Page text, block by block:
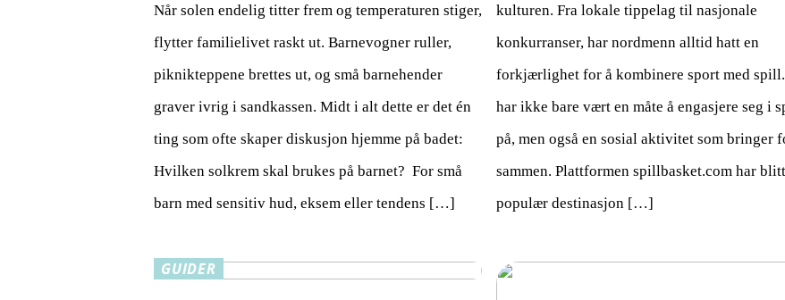
Når solen endelig titter frem og temperaturen stiger,
flytter familielivet raskt ut. Barnevogner ruller,
piknikteppene brettes ut, og små barnehender
graver ivrig i sandkassen. Midt i alt dette er det én
ting som ofte skaper diskusjon hjemme på badet:
Hvilken solkrem skal brukes på barnet?​ ​ For små
barn med sensitiv hud, eksem eller tendens […]
kulturen. Fra lokale tippelag til nasjonale
konkurranser, har nordmenn alltid hatt en
forkjærlighet for å kombinere sport med
har ikke bare vært en måte å engasjere seg i
på, men også en sosial aktivitet som bringer
sammen. Plattformen spillbasket.com har
populær destinasjon […]
GUIDER